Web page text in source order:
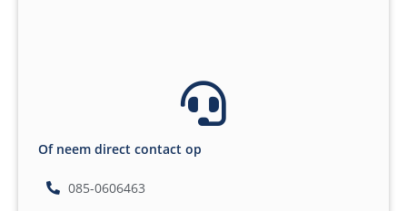
Of neem direct contact op
085-0606463